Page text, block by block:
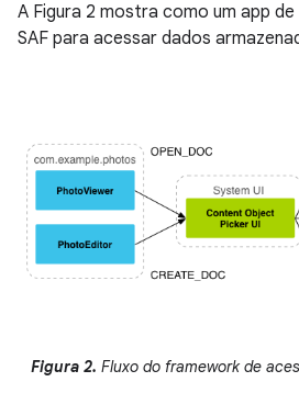
A Figura 2 mostra como um app
SAF para acessar dados
Figura 2. Fluxo do framework de